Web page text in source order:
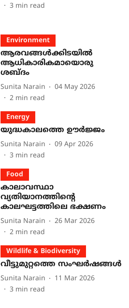
3 min read
Environment
ആരവങ്ങൾക്കിടയിൽ
ആധികാരികമായൊരു
ശബ്ദം
Sunita Narain
04 May 2026
2 min read
Energy
യുദ്ധകാലത്തെ ഊർജ്ജം
Sunita Narain
09 Apr 2026
3 min read
Food
കാലാവസ്ഥാ
വ്യതിയാനത്തിന്റെ
കാലഘട്ടത്തിലെ ഭക്ഷണം
Sunita Narain
26 Mar 2026
2 min read
Wildlife & Biodiversity
വീട്ടുമുറ്റത്തെ സംഘർഷങ്ങൾ
Sunita Narain
11 Mar 2026
3 min read